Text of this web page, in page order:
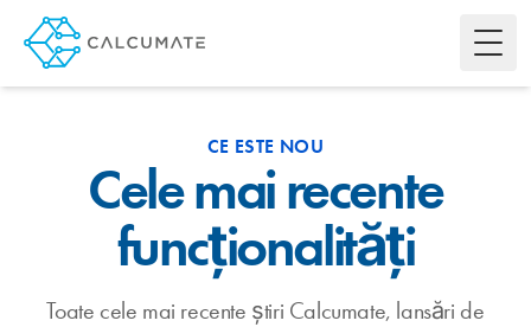
CE ESTE NOU
Cele mai recente
funcționalități
Toate cele mai recente știri Calcumate, lansări de